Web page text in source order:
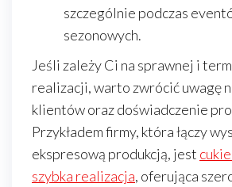
szczególnie podczas
sezonowych.
Jeśli zależy Ci na sprawnej i
realizacji, warto zwrócić uwagę
klientów oraz doświadczenie
Przykładem firmy, która łączy
ekspresową produkcją, jest
szybka realizacja, oferująca